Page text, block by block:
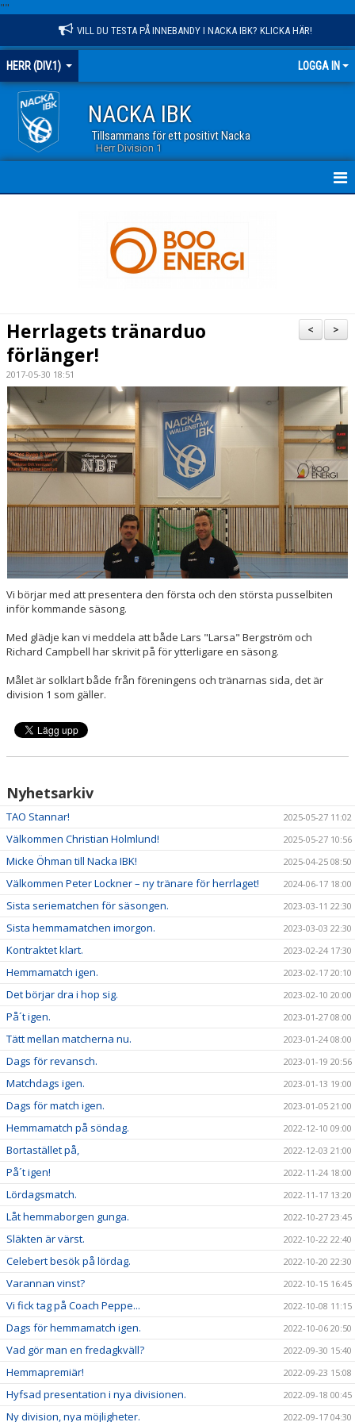
""
VILL DU TESTA PÅ INNEBANDY I NACKA IBK? KLICKA HÄR!
HERR (DIV.1) LOGGA IN
NACKA IBK
Tillsammans för ett positivt Nacka
Herr Division 1
GÄSTBOK
BILDGALLERI
DOKUMENT
KONTAKT
MATCHER
>
<
Herrlagets tränarduo
förlänger!
2017-05-30 18:51
Vi börjar med att presentera den första och den största pusselbiten
inför kommande säsong.
Med glädje kan vi meddela att både Lars "Larsa" Bergström och
Richard Campbell har skrivit på för ytterligare en säsong.
Målet är solklart både från föreningens och tränarnas sida, det är
division 1 som gäller.
Nyhetsarkiv
TAO Stannar! 2025-05-27 11:02
Välkommen Christian Holmlund! 2025-05-27 10:56
Micke Öhman till Nacka IBK! 2025-04-25 08:50
Välkommen Peter Lockner – ny tränare för herrlaget! 2024-06-17 18:00
Sista seriematchen för säsongen. 2023-03-11 22:30
Sista hemmamatchen imorgon. 2023-03-03 22:30
Kontraktet klart. 2023-02-24 17:30
Hemmamatch igen. 2023-02-17 20:10
Det börjar dra i hop sig. 2023-02-10 20:00
På´t igen. 2023-01-27 08:00
Tätt mellan matcherna nu. 2023-01-24 08:00
Dags för revansch. 2023-01-19 20:56
Matchdags igen. 2023-01-13 19:00
Dags för match igen. 2023-01-05 21:00
Hemmamatch på söndag. 2022-12-10 09:00
Bortastället på, 2022-12-03 21:00
På´t igen! 2022-11-24 18:00
Lördagsmatch. 2022-11-17 13:20
Låt hemmaborgen gunga. 2022-10-27 23:45
Släkten är värst. 2022-10-22 22:40
Celebert besök på lördag. 2022-10-20 22:30
Varannan vinst? 2022-10-15 16:45
Vi fick tag på Coach Peppe... 2022-10-08 11:15
Dags för hemmamatch igen. 2022-10-06 20:50
Vad gör man en fredagkväll? 2022-09-30 15:40
Hemmapremiär! 2022-09-23 15:08
Hyfsad presentation i nya divisionen. 2022-09-18 00:45
Ny division, nya möjligheter. 2022-09-17 04:30